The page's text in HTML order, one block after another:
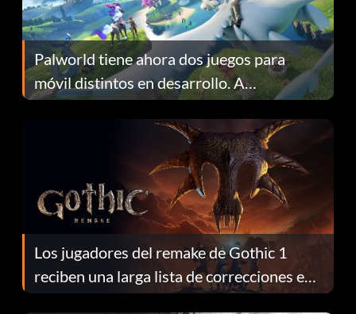
Palworld tiene ahora dos juegos para
móvil distintos en desarrollo. A
continuación te explicamos por qué.
Los jugadores del remake de Gothic 1
reciben una larga lista de correcciones en
el parche 1.0.4